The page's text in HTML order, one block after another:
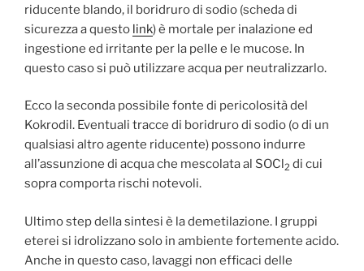
riducente blando, il boridruro di sodio (scheda di
sicurezza a questo link) è mortale per inalazione ed
ingestione ed irritante per la pelle e le mucose. In
questo caso si può utilizzare acqua per neutralizzarlo.
Ecco la seconda possibile fonte di pericolosità del
Kokrodil. Eventuali tracce di boridruro di sodio (o di un
qualsiasi altro agente riducente) possono indurre
all’assunzione di acqua che mescolata al SOCl2 di cui
sopra comporta rischi notevoli.
Ultimo step della sintesi è la demetilazione. I gruppi
eterei si idrolizzano solo in ambiente fortemente acido.
Anche in questo caso, lavaggi non efficaci delle